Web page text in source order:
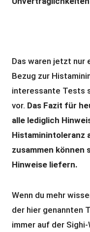
Das waren jetzt nur
Bezug zur
interessante Tests
vor. Das Fazit für
alle lediglich
Histaminintoleranz
zusammen können
Hinweise liefern.
Wenn du mehr
der hier genannten
immer auf der